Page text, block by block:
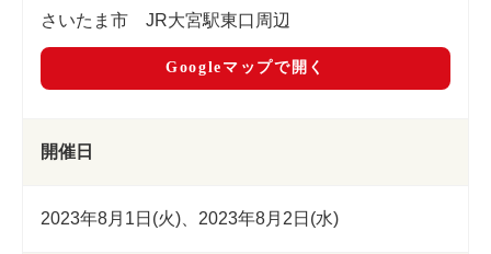
さいたま市 JR大宮駅東口周辺
Googleマップで開く
開催日
2023年8月1日(火)、2023年8月2日(水)